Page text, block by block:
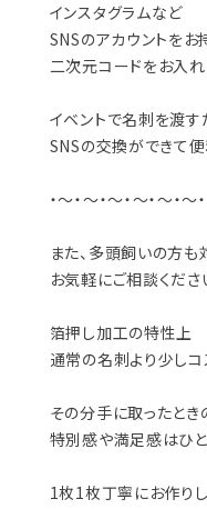
インスタグラムなど
SNSのアカウントをお
二次元コードをお入れ
イベントで名刺を渡す
SNSの交換ができて
・～・～・～・～・～・～
また、多頭飼いの方
お気軽にご相談くだ
箔押し加工の特性上
通常の名刺より少し
その分手に取ったとき
特別感や満足感はひ
1枚1枚丁寧にお作り